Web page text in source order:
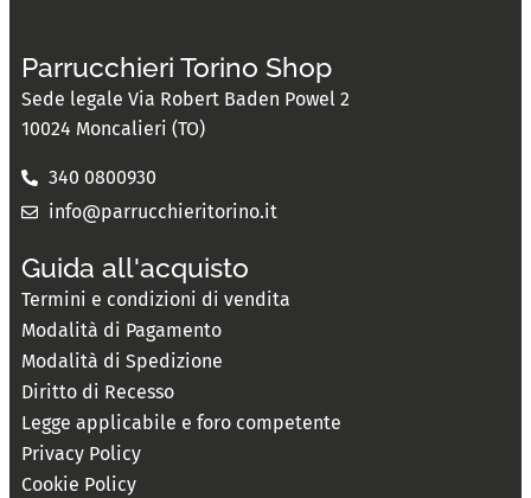
Parrucchieri Torino Shop
Sede legale Via Robert Baden Powel 2
10024 Moncalieri (TO)
340 0800930
info@parrucchieritorino.it
Guida all'acquisto
Termini e condizioni di vendita
Modalità di Pagamento
Modalità di Spedizione
Diritto di Recesso
Legge applicabile e foro competente
Privacy Policy
Cookie Policy